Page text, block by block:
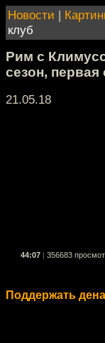
Новости |
клуб
Рим с
сезон,
21.05.18
44:07 356683
Поддержать